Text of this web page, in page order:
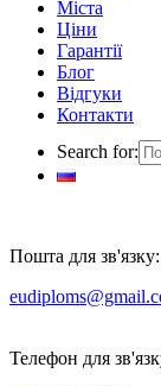
Міста
Ціни
Гарантії
Блог
Відгуки
Контакти
Search for:
Пошта для зв'язку:
Телефон для